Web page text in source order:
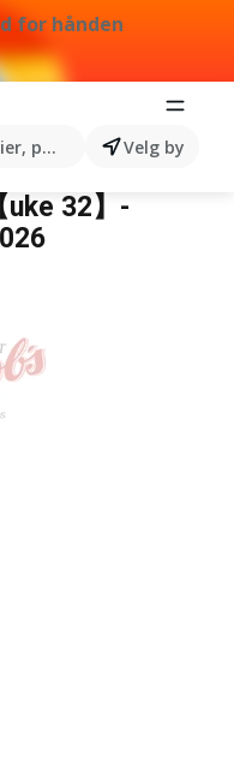
for hånden
produkter...Velg by
uke 32】-